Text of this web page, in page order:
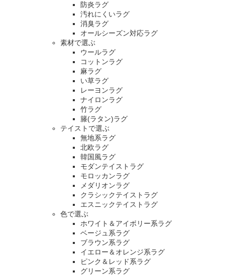
防炎ラグ
汚れにくいラグ
消臭ラグ
オールシーズン対応ラグ
素材で選ぶ
ウールラグ
コットンラグ
麻ラグ
い草ラグ
レーヨンラグ
ナイロンラグ
竹ラグ
籐(ラタン)ラグ
テイストで選ぶ
無地系ラグ
北欧ラグ
韓国風ラグ
モダンテイストラグ
モロッカンラグ
メダリオンラグ
クラシックテイストラグ
エスニックテイストラグ
色で選ぶ
ホワイト＆アイボリー系ラグ
ベージュ系ラグ
ブラウン系ラグ
イエロー＆オレンジ系ラグ
ピンク＆レッド系ラグ
グリーン系ラグ